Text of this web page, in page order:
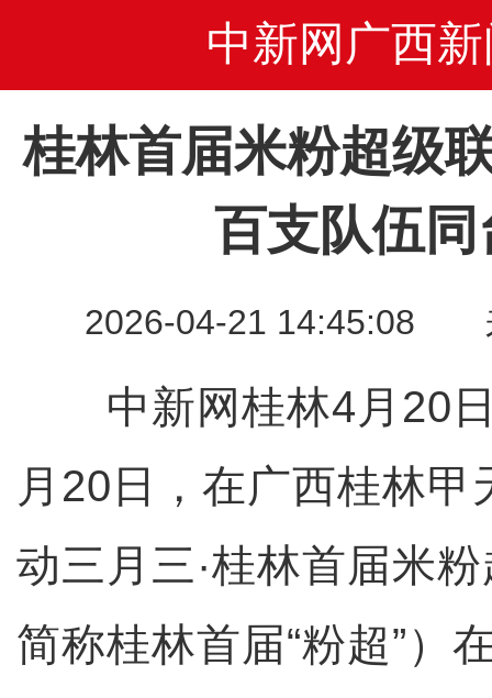
中新网广西新
桂林首届米粉超级
百支队伍
2026-04-21 14:45:08
中新网桂林4月20日
月20日，在广西桂林
动三月三·桂林首届米
简称桂林首届“粉超”）